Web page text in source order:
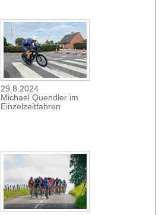
29.8.2024
Michael Quendler im
Einzelzeitfahren